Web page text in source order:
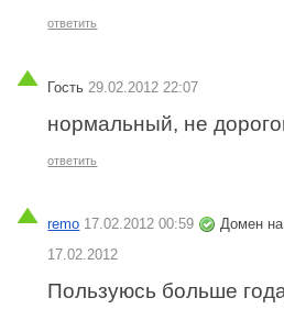
ответить
Гость 29.02.2012 22:07
нормальный, не
ответить
remo 17.02.2012 00:59
Домен на
17.02.2012
Пользуюсь больше